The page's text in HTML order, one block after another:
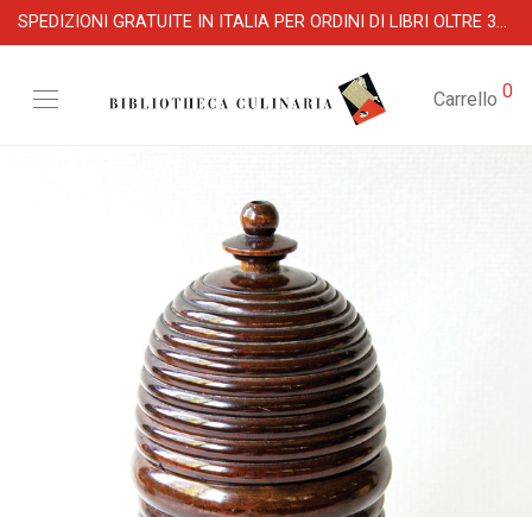
SPEDIZIONI GRATUITE IN ITALIA PER ORDINI DI LIBRI OLTRE 39 €
Carrello 0